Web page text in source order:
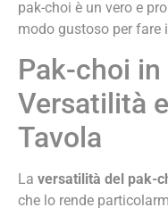
pak-choi è un vero e
modo gustoso per fare
Pak-choi
Versatilità
Tavola
La versatilità del pak-
che lo rende